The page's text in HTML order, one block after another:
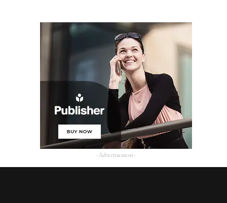
- Advertisement -